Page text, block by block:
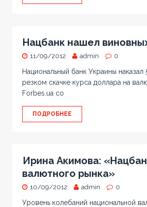
Нацбанк нашел
11/09/2012 admin 0
Национальный банк Украины
резком скачке курса доллара на
Forbes.ua со
ПОДРОБНЕЕ
Ирина Акимова:
валютного рынка»
10/09/2012 admin 0
Уровень колебаний национальной